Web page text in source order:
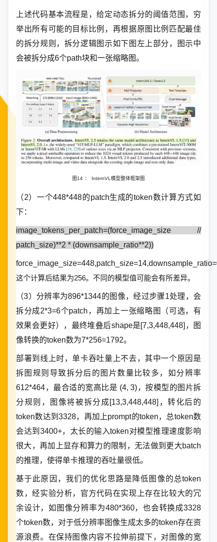
上述代码基本流程是，给定动态拆分的阈值范围，穷
举出所有可能的目标比例，再根据原图比例匹配最佳
的拆分规则，拆分逻辑图示如下图左上部分，图示中
会被拆分成6个path块和一张缩略图。
图14 ： InternVL模型整体框架图
（2）一个448*448的patch生成的token数计算方式如
下：
image_tokens_per_patch=(force_image_size //
patch_size)**2 * (downsample_ratio**2))
这个计算后结果为256。不同的模型值可能会有所差异。
（3）分辨率为896*1344的图像，经过步骤1处理，会
拆分成2*3=6个patch，再加上一张缩略图（可选，有
效果会更好），最终堆叠后shape是[7,3,448,448]，图
像转换的token数为7*256=1792。
部署到线上时，单卡吞吐量上不去，其中一个原因是
拆图规则导致拆分后的图片数量比较多，如分辨率
612*464，最合适的宽高比是 (4, 3)，按模型的图片拆
分规则，图像将被拆分成[13,3,448,448]，转化后的
token数达到3328，再加上prompt的token，总token数
会达到3400+，太长的输入token对模型推理速度影响
很大，再加上显存和算力的限制，无法做到更大batch
的推理，使得单卡推理的吞吐量很低。
基于此原因，我们的优化思路是降低图像的总token
数，经实验分析，官方代码在实现上存在比较大的冗
余设计，如图像分辨率为480*360，也会转换成3328
个token数，对于低分辨率图像生成太多的token存在资
源浪费。在保持图像内容不拉伸前提下，对图像的宽